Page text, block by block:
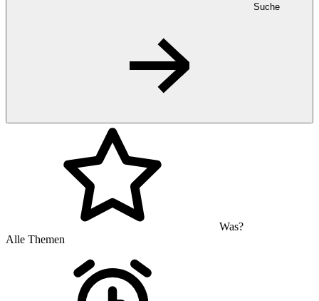
Suche
Was?
Alle Themen